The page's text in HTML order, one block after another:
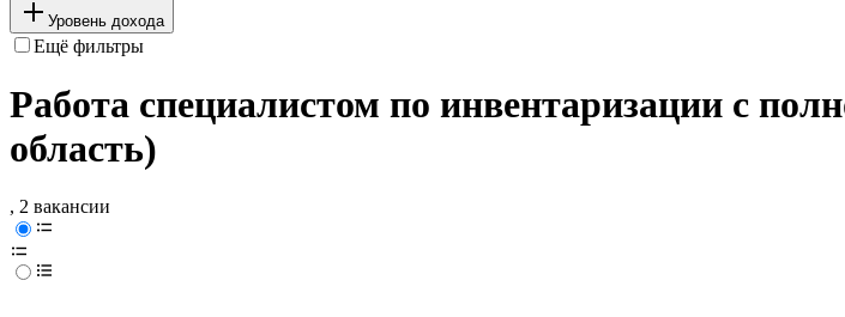
Уровень дохода
Ещё фильтры
Работа специалистом по инвентаризации с
область)
, 2 вакансии